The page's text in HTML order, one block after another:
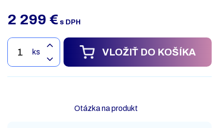
2 299 € s DPH
ks VLOŽIŤ DO KOŠÍKA
Otázka na produkt